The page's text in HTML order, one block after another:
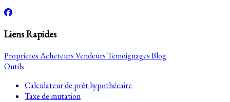
Liens Rapides
ProprietesAcheteursVendeursTemoignagesBlog
Outils
Calculateur de prêt hypothécaire
Taxe de mutation